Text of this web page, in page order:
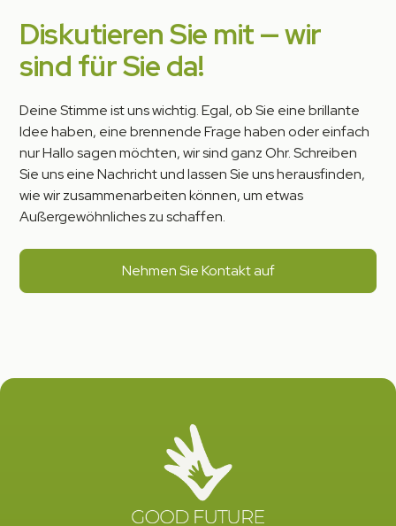
Diskutieren Sie mit — wir
sind für Sie da!
Deine Stimme ist uns wichtig. Egal, ob Sie eine brillante
Idee haben, eine brennende Frage haben oder einfach
nur Hallo sagen möchten, wir sind ganz Ohr. Schreiben
Sie uns eine Nachricht und lassen Sie uns herausfinden,
wie wir zusammenarbeiten können, um etwas
Außergewöhnliches zu schaffen.
Nehmen Sie Kontakt auf